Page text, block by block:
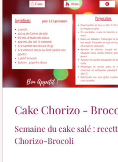
Cake Chorizo -
Semaine du cake salé :
Chorizo-Brocoli